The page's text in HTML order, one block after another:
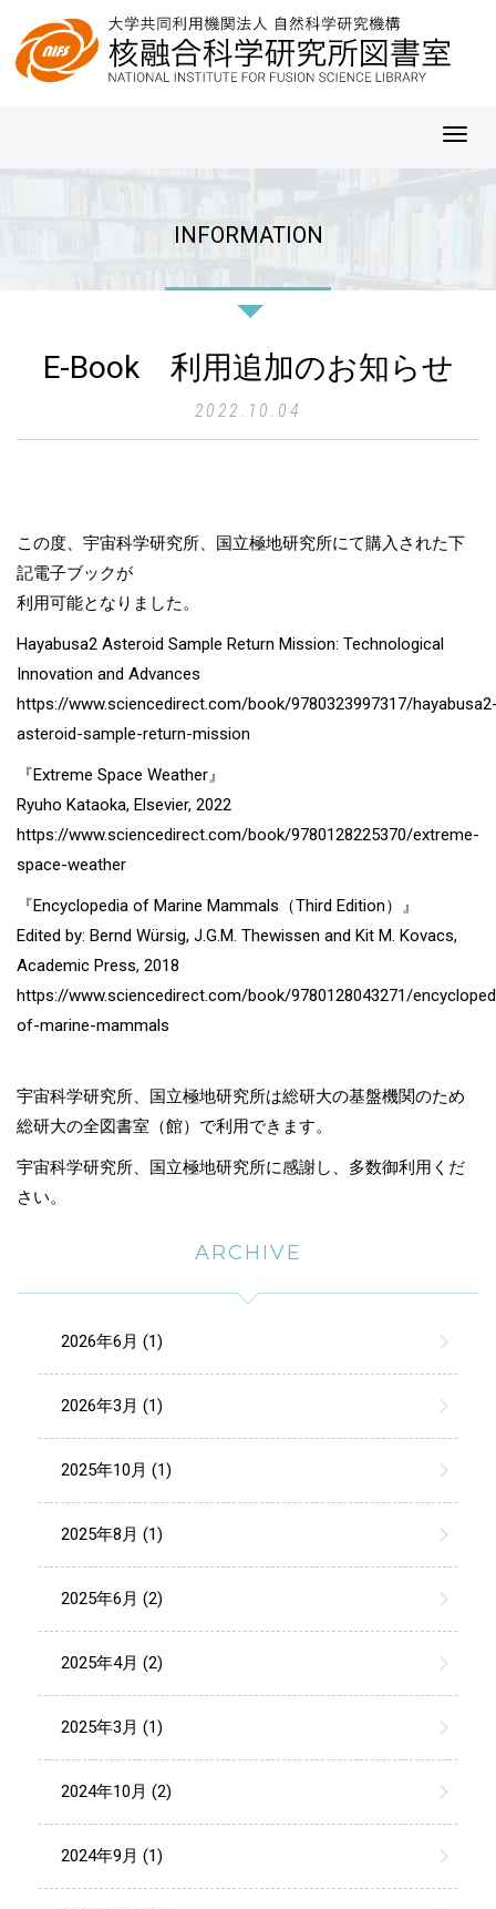
INFORMATION
E-Book 利用追加のお知らせ
2022.10.04
この度、宇宙科学研究所、国立極地研究所にて購入された下
記電子ブックが
利用可能となりました。
Hayabusa2 Asteroid Sample Return Mission: Technological
Innovation and Advances
https://www.sciencedirect.com/book/9780323997317/
asteroid-sample-return-mission
『Extreme Space Weather』
Ryuho Kataoka, Elsevier, 2022
https://www.sciencedirect.com/book/9780128225370/extreme-
space-weather
『Encyclopedia of Marine Mammals（Third Edition）』
Edited by: Bernd Würsig, J.G.M. Thewissen and Kit M. Kovacs,
Academic Press, 2018
https://www.sciencedirect.com/book/9780128043271/
of-marine-mammals
宇宙科学研究所、国立極地研究所は総研大の基盤機関のため
総研大の全図書室（館）で利用できます。
宇宙科学研究所、国立極地研究所に感謝し、多数御利用くだ
さい。
ARCHIVE
2026年6月 (1)
2026年3月 (1)
2025年10月 (1)
2025年8月 (1)
2025年6月 (2)
2025年4月 (2)
2025年3月 (1)
2024年10月 (2)
2024年9月 (1)